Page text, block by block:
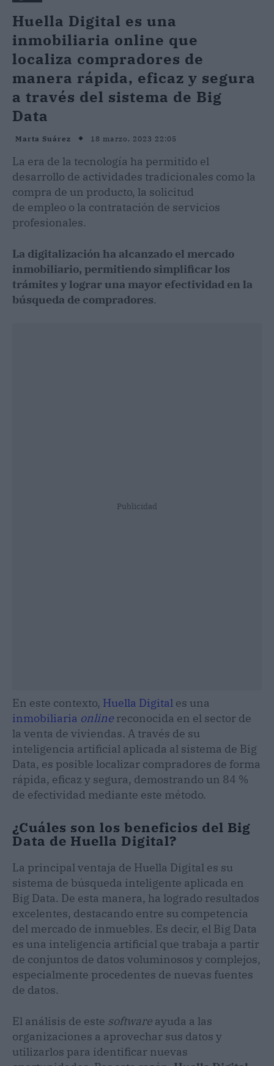
Huella Digital es una
inmobiliaria online que
localiza compradores de
manera rápida, eficaz y segura
a través del sistema de Big
Data
Marta Suárez 18 marzo, 2023 22:05
La era de la tecnología ha permitido el
desarrollo de actividades tradicionales como la
compra de un producto, la solicitud
de empleo o la contratación de servicios
profesionales.
La digitalización ha alcanzado el mercado
inmobiliario, permitiendo simplificar los
trámites y lograr una mayor efectividad en la
búsqueda de compradores.
Publicidad
En este contexto, Huella Digital es una
inmobiliaria online reconocida en el sector de
la venta de viviendas. A través de su
inteligencia artificial aplicada al sistema de Big
Data, es posible localizar compradores de forma
rápida, eficaz y segura, demostrando un 84 %
de efectividad mediante este método.
¿Cuáles son los beneficios del Big
Data de Huella Digital?
La principal ventaja de Huella Digital es su
sistema de búsqueda inteligente aplicada en
Big Data. De esta manera, ha logrado resultados
excelentes, destacando entre su competencia
del mercado de inmuebles. Es decir, el Big Data
es una inteligencia artificial que trabaja a partir
de conjuntos de datos voluminosos y complejos,
especialmente procedentes de nuevas fuentes
de datos.
El análisis de este software ayuda a las
organizaciones a aprovechar sus datos y
utilizarlos para identificar nuevas